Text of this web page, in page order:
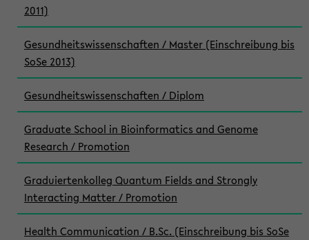
2011)
Gesundheitswissenschaften / Master (Einschreibung bis
SoSe 2013)
Gesundheitswissenschaften / Diplom
Graduate School in Bioinformatics and Genome
Research / Promotion
Graduiertenkolleg Quantum Fields and Strongly
Interacting Matter / Promotion
Health Communication / B.Sc. (Einschreibung bis SoSe